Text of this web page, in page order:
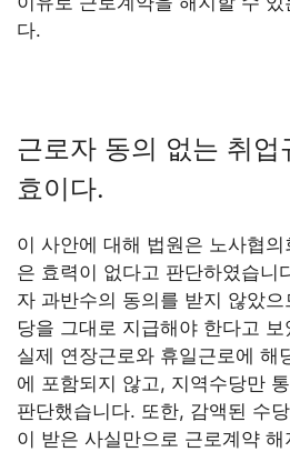
다.
근로자 동의 없는 취업
효이다.
이 사안에 대해 법원은 노사협
은 효력이 없다고 판단하였습니
자 과반수의 동의를 받지 않았
당을 그대로 지급해야 한다고
실제 연장근로와 휴일근로에 해
에 포함되지 않고, 지역수당만
판단했습니다. 또한, 감액된 수
이 받은 사실만으로 근로계약